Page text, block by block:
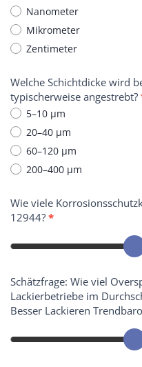
Nanometer
Mikrometer
Zentimeter
Welche Schichtdicke wird
typischerweise angestrebt?
5–10 µm
20–40 µm
60–120 µm
200–400 µm
Wie viele
12944? *
Schätzfrage: Wie viel
Lackierbetriebe im
Besser Lackieren